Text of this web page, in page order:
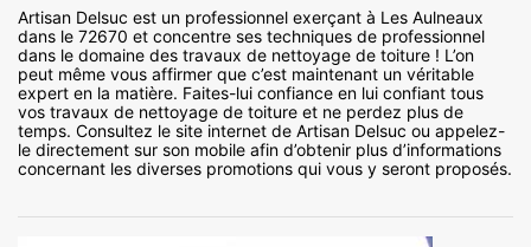
Artisan Delsuc est un professionnel exerçant à Les Aulneaux
dans le 72670 et concentre ses techniques de professionnel
dans le domaine des travaux de nettoyage de toiture ! L’on
peut même vous affirmer que c’est maintenant un véritable
expert en la matière. Faites-lui confiance en lui confiant tous
vos travaux de nettoyage de toiture et ne perdez plus de
temps. Consultez le site internet de Artisan Delsuc ou appelez-
le directement sur son mobile afin d’obtenir plus d’informations
concernant les diverses promotions qui vous y seront proposés.